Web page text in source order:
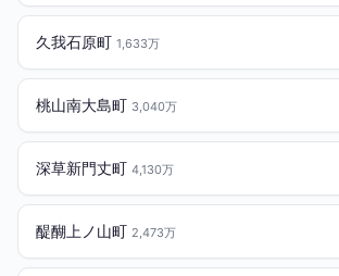
久我石原町 1,633万
桃山南大島町 3,040万
深草新門丈町 4,130万
醍醐上ノ山町 2,473万